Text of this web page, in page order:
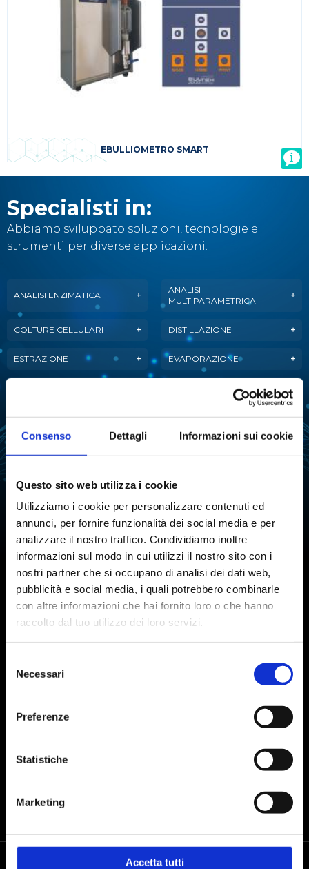
Consenso Dettagli Informazioni sui cookie
Questo sito web utilizza i cookie
Utilizziamo i cookie per personalizzare contenuti ed
annunci, per fornire funzionalità dei social media e per
analizzare il nostro traffico. Condividiamo inoltre
informazioni sul modo in cui utilizzi il nostro sito con i
nostri partner che si occupano di analisi dei dati web,
pubblicità e social media, i quali potrebbero combinarle
con altre informazioni che hai fornito loro o che hanno
raccolto dal tuo utilizzo dei loro servizi.
delNecessari
Preferenze
Statistiche
Marketing
Accetta tutti
EBULLIOMETRO SMART
Specialisti in:
Abbiamo sviluppato soluzioni, tecnologie e
strumenti per diverse applicazioni.
ANALISI ENZIMATICA
ANALISI
MULTIPARAMETRICA
COLTURE CELLULARI DISTILLAZIONE
ESTRAZIONE EVAPORAZIONE
LIOFILIZZAZIONE
PURIFICAZIONE
ANALISI ATTIVITÀ
TITOLAZIONE
Iscriviti alla Newsletter
Presto il consenso al trattamento dei dati personali dopo aver preso